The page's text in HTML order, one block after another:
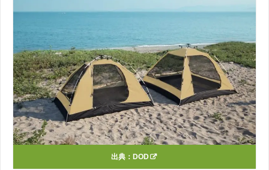
出典： DOD